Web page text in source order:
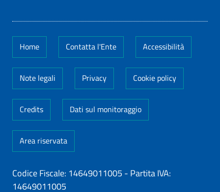
Home Contatta l'Ente Accessibilità
Note legali Privacy Cookie policy
Credits Dati sul monitoraggio
Area riservata
Codice Fiscale: 14649011005 - Partita IVA:
14649011005